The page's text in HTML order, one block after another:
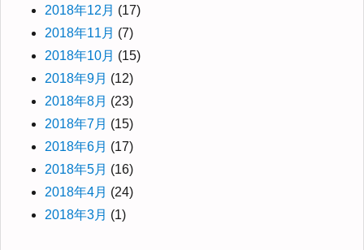
2018年12月 (17)
2018年11月 (7)
2018年10月 (15)
2018年9月 (12)
2018年8月 (23)
2018年7月 (15)
2018年6月 (17)
2018年5月 (16)
2018年4月 (24)
2018年3月 (1)